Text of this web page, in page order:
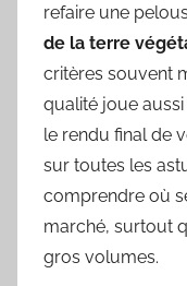
refaire une
de la terre
critères souvent
qualité joue
le rendu final de
sur toutes les
comprendre où
marché, surtout
gros volumes.